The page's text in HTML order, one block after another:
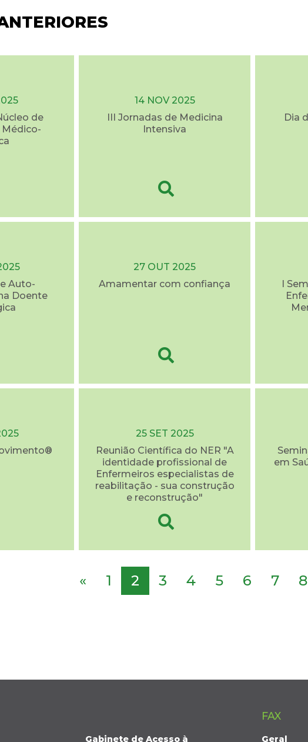
de
14 NOV 2025
III Jornadas de Medicina
Intensiva
Dia
Auto-
Doente
27 OUT 2025
Amamentar com confiança
I
25 SET 2025
Reunião Científica do NER "A
identidade profissional de
Enfermeiros especialistas de
reabilitação - sua construção
e reconstrução"
em
« 1 2 3 4 5 6 7 8
Gabinete de Acesso à
FAX
Geral